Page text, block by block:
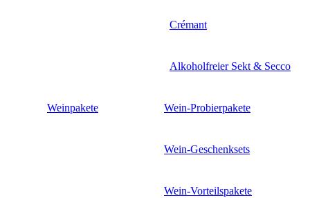
Crémant
Alkoholfreier Sekt & Secco
Weinpakete Wein-Probierpakete
Wein-Geschenksets
Wein-Vorteilspakete